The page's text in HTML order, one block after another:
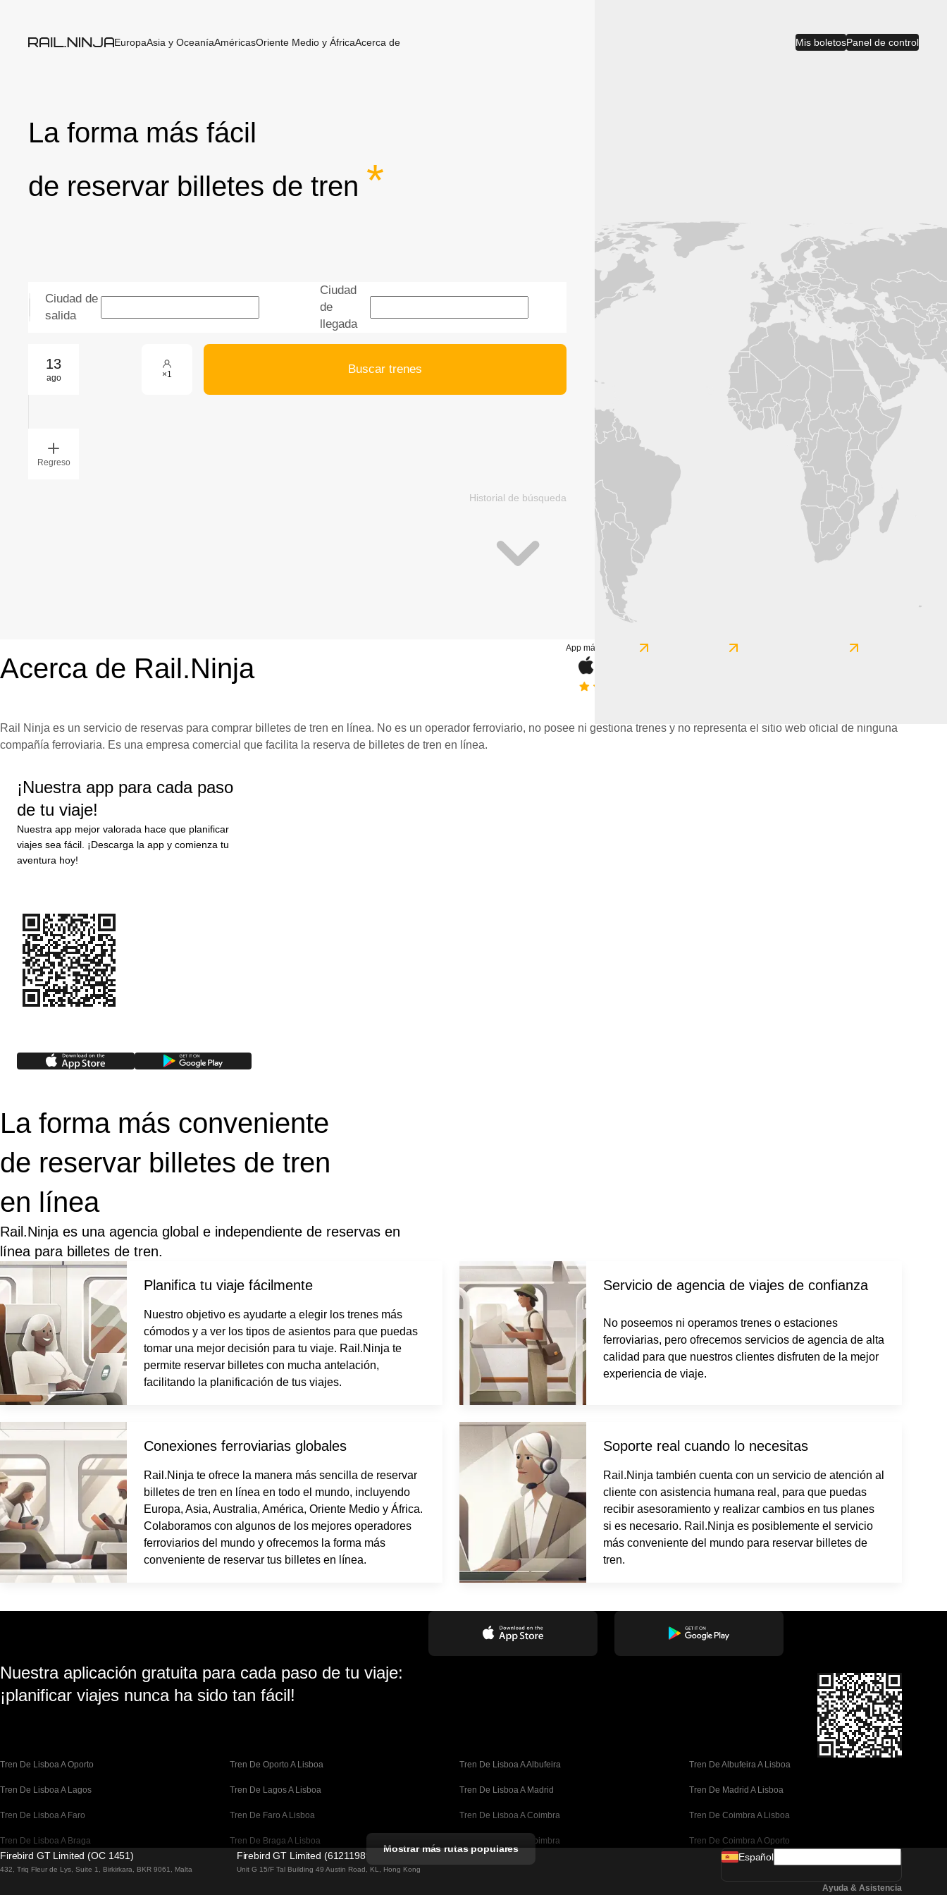
EuropaAsia y OceaníaAméricasOriente Medio y ÁfricaAcerca de Mis boletosPanel de control
La forma más fácil
de reservar billetes de tren
13
ago
Regreso
Ciudad de
salida
Ciudad
de
llegada
×1 Buscar trenes
Historial de búsqueda
Acerca de Rail.Ninja
App más valorada
Rail Ninja es un servicio de reservas para comprar billetes de tren en línea. No es un operador ferroviario, no posee ni gestiona trenes y no representa el sitio web oficial de ninguna
compañía ferroviaria. Es una empresa comercial que facilita la reserva de billetes de tren en línea.
¡Nuestra app para cada paso
de tu viaje!
Nuestra app mejor valorada hace que planificar
viajes sea fácil. ¡Descarga la app y comienza tu
aventura hoy!
La forma más conveniente
de reservar billetes de tren
en línea
Rail.Ninja es una agencia global e independiente de reservas en
línea para billetes de tren.
Planifica tu viaje fácilmente
Nuestro objetivo es ayudarte a elegir los trenes más
cómodos y a ver los tipos de asientos para que puedas
tomar una mejor decisión para tu viaje. Rail.Ninja te
permite reservar billetes con mucha antelación,
facilitando la planificación de tus viajes.
Servicio de agencia de viajes de confianza
No poseemos ni operamos trenes o estaciones
ferroviarias, pero ofrecemos servicios de agencia de alta
calidad para que nuestros clientes disfruten de la mejor
experiencia de viaje.
Conexiones ferroviarias globales
Rail.Ninja te ofrece la manera más sencilla de reservar
billetes de tren en línea en todo el mundo, incluyendo
Europa, Asia, Australia, América, Oriente Medio y África.
Colaboramos con algunos de los mejores operadores
ferroviarios del mundo y ofrecemos la forma más
conveniente de reservar tus billetes en línea.
Soporte real cuando lo necesitas
Rail.Ninja también cuenta con un servicio de atención al
cliente con asistencia humana real, para que puedas
recibir asesoramiento y realizar cambios en tus planes
si es necesario. Rail.Ninja es posiblemente el servicio
más conveniente del mundo para reservar billetes de
tren.
Nuestra aplicación gratuita para cada paso de tu viaje:
¡planificar viajes nunca ha sido tan fácil!
Tren De Lisboa A Oporto Tren De Oporto A Lisboa Tren De Lisboa A Albufeira Tren De Albufeira A Lisboa
Tren De Lisboa A Lagos Tren De Lagos A Lisboa Tren De Lisboa A Madrid Tren De Madrid A Lisboa
Tren De Lisboa A Faro Tren De Faro A Lisboa Tren De Lisboa A Coimbra Tren De Coimbra A Lisboa
Tren De Lisboa A Braga Tren De Braga A Lisboa Tren De Oporto A Coimbra Tren De Coimbra A Oporto
Tren De Barcelona A Madrid Tren De Madrid A Barcelona Tren De Valencia A Barcelona
Mostrar más rutas populares
Firebird GT Limited (OC 1451)
432, Triq Fleur de Lys, Suite 1, Birkirkara, BKR 9061, Malta
Firebird GT Limited (61211989)
Unit G 15/F Tal Building 49 Austin Road, KL, Hong Kong
Español
Ayuda & Asistencia